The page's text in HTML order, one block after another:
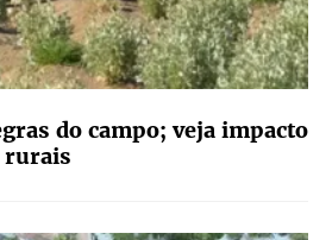
do campo; veja impacto
rurais